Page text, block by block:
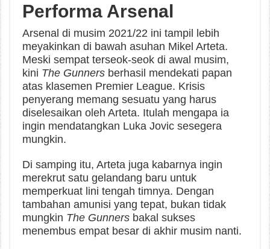
Performa Arsenal
Arsenal di musim 2021/22 ini tampil lebih
meyakinkan di bawah asuhan Mikel Arteta.
Meski sempat terseok-seok di awal musim,
kini The Gunners berhasil mendekati papan
atas klasemen Premier League. Krisis
penyerang memang sesuatu yang harus
diselesaikan oleh Arteta. Itulah mengapa ia
ingin mendatangkan Luka Jovic sesegera
mungkin.
Di samping itu, Arteta juga kabarnya ingin
merekrut satu gelandang baru untuk
memperkuat lini tengah timnya. Dengan
tambahan amunisi yang tepat, bukan tidak
mungkin The Gunners bakal sukses
menembus empat besar di akhir musim nanti.